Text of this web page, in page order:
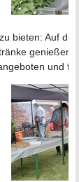
bieten: Auf
genießen.
und